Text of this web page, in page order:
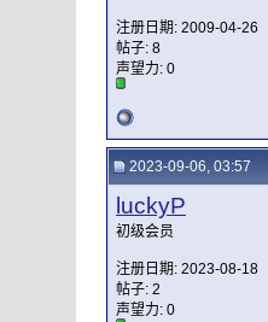
注册日期: 2009-04-26
帖子: 8
声望力: 0
2023-09-06, 03:57
luckyP
初级会员
注册日期: 2023-08-18
帖子: 2
声望力: 0